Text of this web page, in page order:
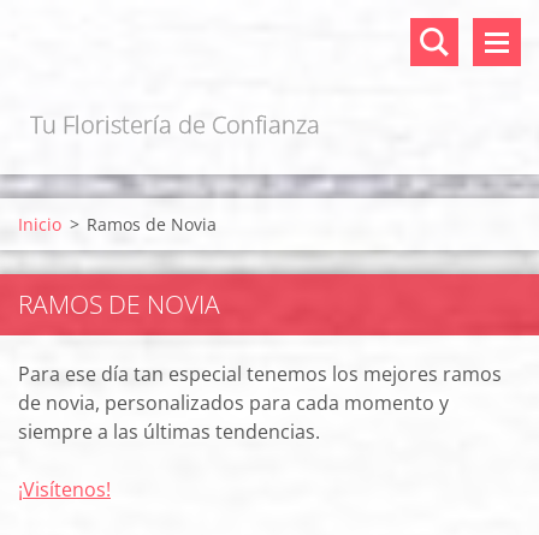
Tu Floristería de Confianza
Inicio > Ramos de Novia
RAMOS DE NOVIA
Para ese día tan especial tenemos los mejores ramos
de novia, personalizados para cada momento y
siempre a las últimas tendencias.
¡Visítenos!